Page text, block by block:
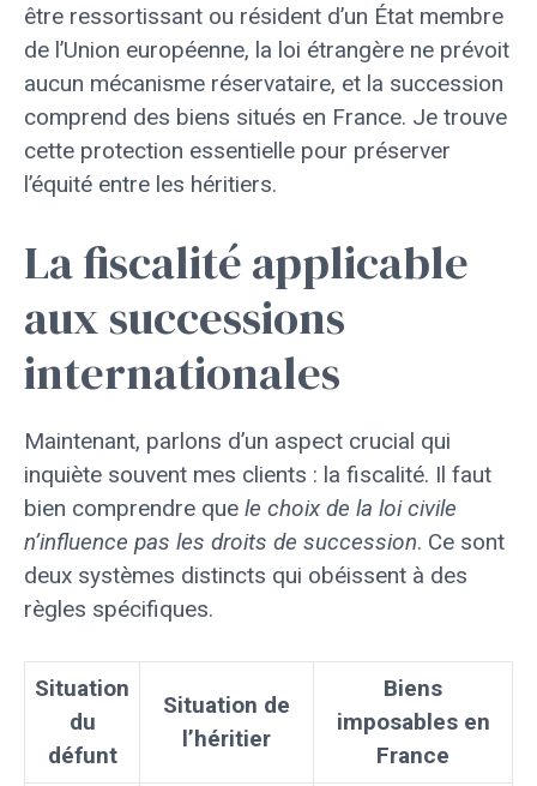
être ressortissant ou résident d’un État membre
de l’Union européenne, la loi étrangère ne prévoit
aucun mécanisme réservataire, et la succession
comprend des biens situés en France. Je trouve
cette protection essentielle pour préserver
l’équité entre les héritiers.
La fiscalité applicable
aux successions
internationales
Maintenant, parlons d’un aspect crucial qui
inquiète souvent mes clients : la fiscalité. Il faut
bien comprendre que le choix de la loi civile
n’influence pas les droits de succession. Ce sont
deux systèmes distincts qui obéissent à des
règles spécifiques.
Situation
du
défunt
Situation de
l’héritier
Biens
imposables en
France